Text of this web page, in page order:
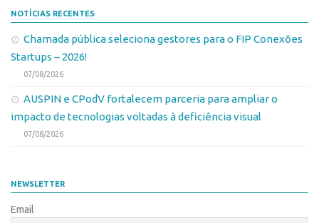
Banco de Patentes
Patentes em Destaque
Editais de TT
PD&I
Chamamento
Parcerias PD&I
SPRINT
Exceções
Programas
NOTÍCIAS RECENTES
Chamada pública seleciona gestores para o FIP Conexões
Startups – 2026!
07/08/2026
AUSPIN e CPodV fortalecem parceria para ampliar o
impacto de tecnologias voltadas à deficiência visual
07/08/2026
NEWSLETTER
Email